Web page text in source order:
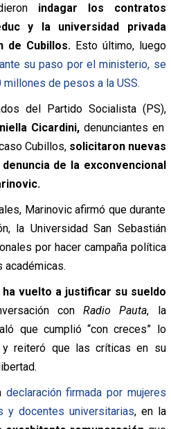
indagar los contratos
y la universidad privada
de Cubillos. Esto último, luego
su paso por el ministerio, se
de pesos a la USS.
del Partido Socialista (PS),
Cicardini, denunciantes en
Cubillos, solicitaron nuevas
de la exconvencional
Marinovic afirmó que durante
la Universidad San Sebastián
por hacer campaña política
académicas.
ha vuelto a justificar su sueldo
conRadio Pauta, la
que cumplió “con creces” lo
reiteró que las críticas en su
declaración firmada por mujeres
y docentes universitarias, en la